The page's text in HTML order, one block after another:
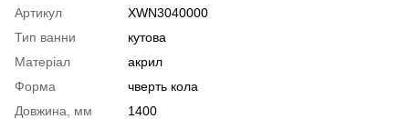
Артикул
XWN3040000
Тип ванни
кутова
Матеріал
акрил
Форма
чверть кола
Довжина, мм
1400